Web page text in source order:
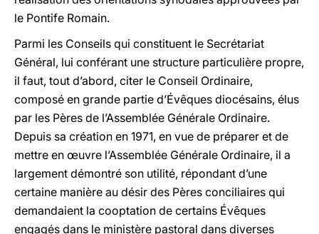
le Pontife Romain.
Parmi les Conseils qui constituent le Secrétariat
Général, lui conférant une structure particulière propre,
il faut, tout d’abord, citer le Conseil Ordinaire,
composé en grande partie d’Évêques diocésains, élus
par les Pères de l’Assemblée Générale Ordinaire.
Depuis sa création en 1971, en vue de préparer et de
mettre en œuvre l’Assemblée Générale Ordinaire, il a
largement démontré son utilité, répondant d’une
certaine manière au désir des Pères conciliaires qui
demandaient la cooptation de certains Évêques
engagés dans le ministère pastoral dans diverses